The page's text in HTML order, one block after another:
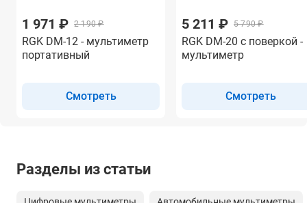
1 971 ₽ 2 190 ₽
RGK DM-12 - мультиметр
портативный
Смотреть
5 211 ₽ 5 790 ₽
RGK DM-20 с поверкой -
мультиметр
Смотреть
Разделы из статьи